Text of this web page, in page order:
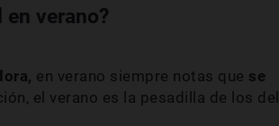
verano?
en verano siempre notas que se
el verano es la pesadilla de los del